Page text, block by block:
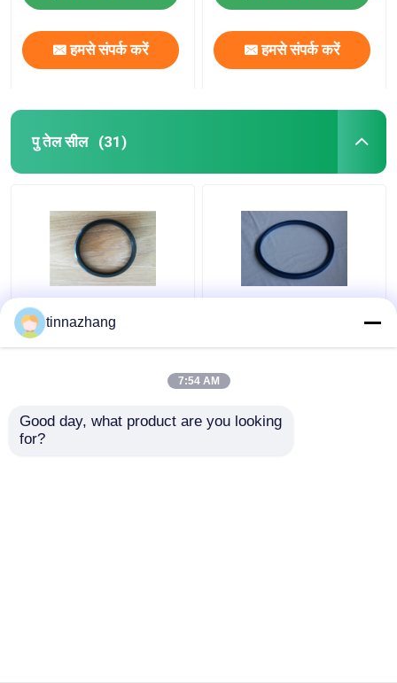
हमसे संपर्क करें हमसे संपर्क करें
पु तेल सील (31)
आंसू प्रतिरोध हाइड्रोलिक होंठ
सील, लोहे के साथ टिकाऊ
tinnazhang
7:54 AM
Good day, what product are you looking
for?